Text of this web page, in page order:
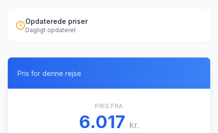
Opdaterede priser
Dagligt opdateret
Pris for denne rejse
PRIS FRA
6.017 kr.